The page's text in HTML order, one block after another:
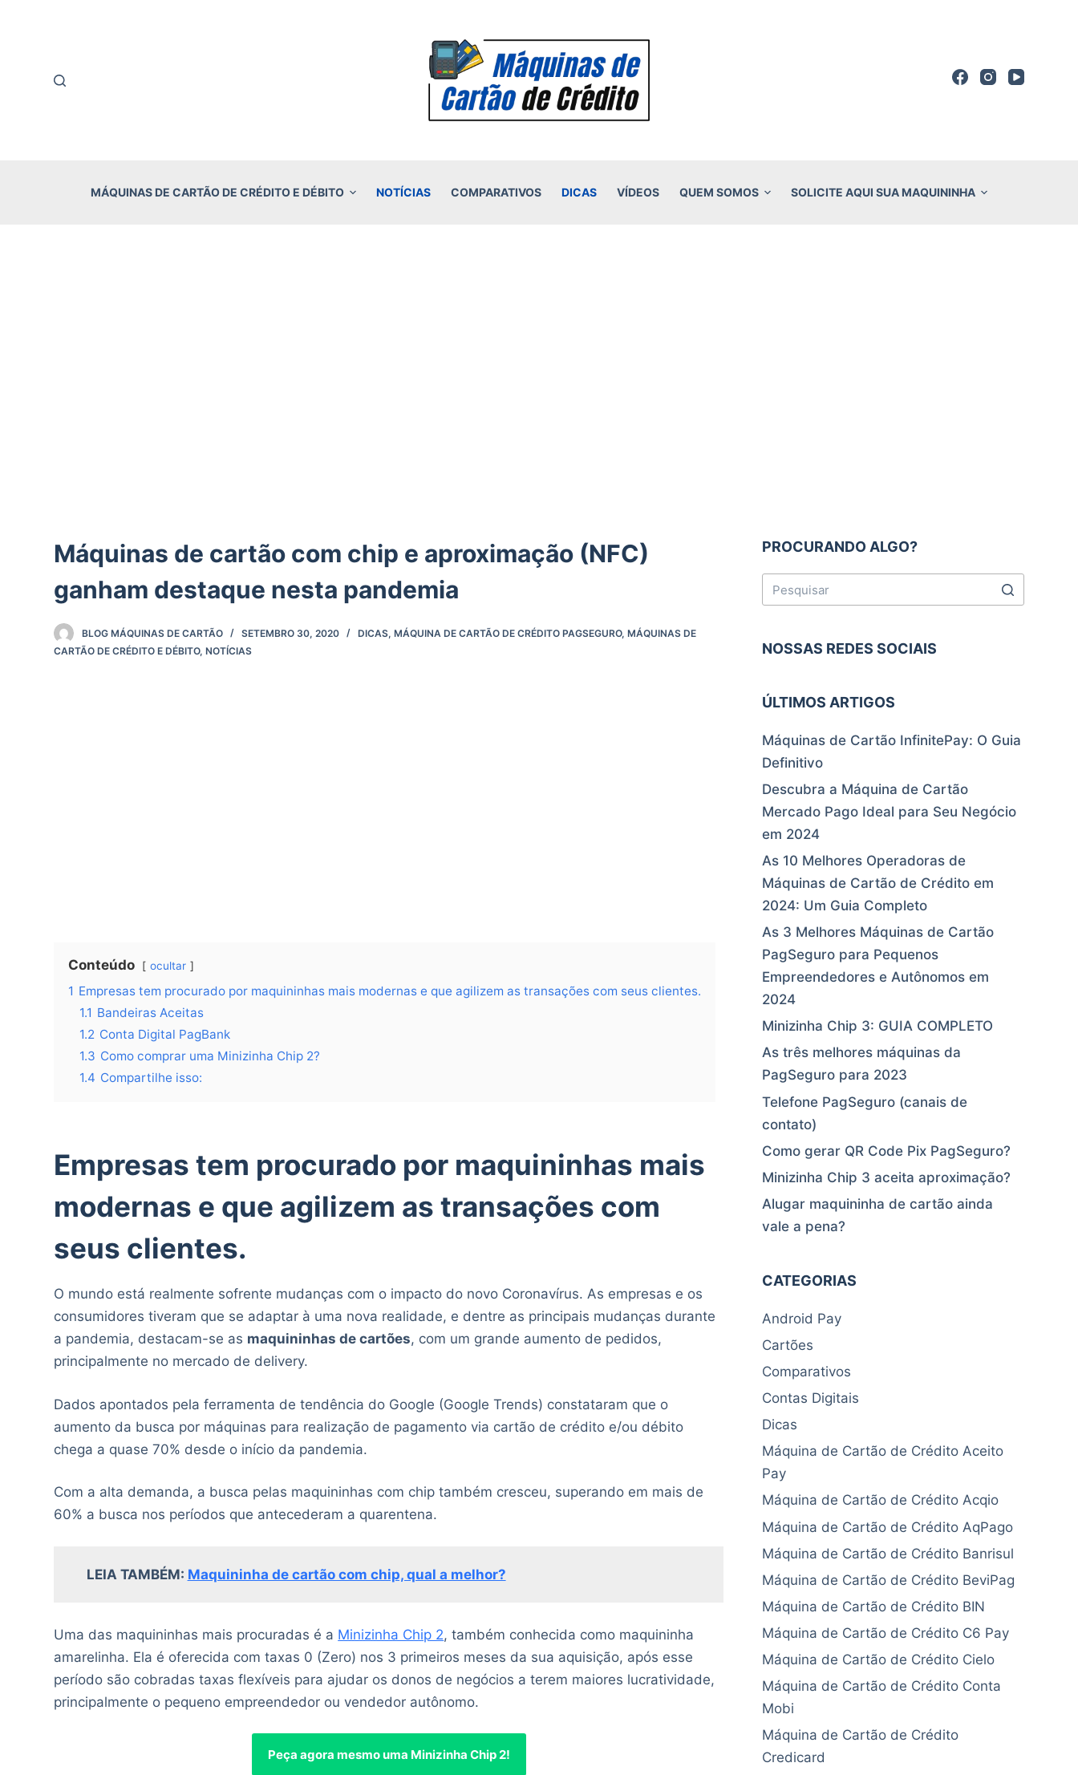
MÁQUINAS DE CARTÃO DE CRÉDITO E DÉBITO NOTÍCIAS COMPARATIVOS DICAS VÍDEOS QUEM SOMOS SOLICITE AQUI SUA MAQUININHA
Máquinas de cartão com chip e aproximação (NFC)
ganham destaque nesta pandemia
BLOG MÁQUINAS DE CARTÃO SETEMBRO 30, 2020 DICAS,MÁQUINA DE CARTÃO DE CRÉDITO PAGSEGURO,MÁQUINAS DE
CARTÃO DE CRÉDITO E DÉBITO,NOTÍCIAS
Conteúdo ocultar
1 Empresas tem procurado por maquininhas mais modernas e que agilizem as transações com seus clientes.
1.1 Bandeiras Aceitas
1.2 Conta Digital PagBank
1.3 Como comprar uma Minizinha Chip 2?
1.4 Compartilhe isso:
Empresas tem procurado por maquininhas mais
modernas e que agilizem as transações com
seus clientes.
O mundo está realmente sofrente mudanças com o impacto do novo Coronavírus. As empresas e os
consumidores tiveram que se adaptar à uma nova realidade, e dentre as principais mudanças durante
a pandemia, destacam-se as maquininhas de cartões, com um grande aumento de pedidos,
principalmente no mercado de delivery.
Dados apontados pela ferramenta de tendência do Google (Google Trends) constataram que o
aumento da busca por máquinas para realização de pagamento via cartão de crédito e/ou débito
chega a quase 70% desde o início da pandemia.
Com a alta demanda, a busca pelas maquininhas com chip também cresceu, superando em mais de
60% a busca nos períodos que antecederam a quarentena.
LEIA TAMBÉM: Maquininha de cartão com chip, qual a melhor?
Uma das maquininhas mais procuradas é a Minizinha Chip 2, também conhecida como maquininha
amarelinha. Ela é oferecida com taxas 0 (Zero) nos 3 primeiros meses da sua aquisição, após esse
período são cobradas taxas flexíveis para ajudar os donos de negócios a terem maiores lucratividade,
principalmente o pequeno empreendedor ou vendedor autônomo.
Peça agora mesmo uma Minizinha Chip 2!
PROCURANDO ALGO?
NOSSAS REDES SOCIAIS
ÚLTIMOS ARTIGOS
Máquinas de Cartão InfinitePay: O Guia
Definitivo
Descubra a Máquina de Cartão
Mercado Pago Ideal para Seu Negócio
em 2024
As 10 Melhores Operadoras de
Máquinas de Cartão de Crédito em
2024: Um Guia Completo
As 3 Melhores Máquinas de Cartão
PagSeguro para Pequenos
Empreendedores e Autônomos em
2024
Minizinha Chip 3: GUIA COMPLETO
As três melhores máquinas da
PagSeguro para 2023
Telefone PagSeguro (canais de
contato)
Como gerar QR Code Pix PagSeguro?
Minizinha Chip 3 aceita aproximação?
Alugar maquininha de cartão ainda
vale a pena?
CATEGORIAS
Android Pay
Cartões
Comparativos
Contas Digitais
Dicas
Máquina de Cartão de Crédito Aceito
Pay
Máquina de Cartão de Crédito Acqio
Máquina de Cartão de Crédito AqPago
Máquina de Cartão de Crédito Banrisul
Máquina de Cartão de Crédito BeviPag
Máquina de Cartão de Crédito BIN
Máquina de Cartão de Crédito C6 Pay
Máquina de Cartão de Crédito Cielo
Máquina de Cartão de Crédito Conta
Mobi
Máquina de Cartão de Crédito
Credicard